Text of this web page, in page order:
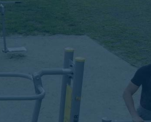
Pendel & Spaziergänger & Hüfttrainer
Stepper & Spaziergänger & Adductor
Spaziergänger Duo
Tretboot
Bench Pedals